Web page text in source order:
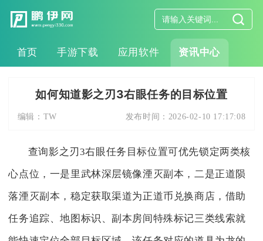
首页 手游下载 应用软件 资讯中心
如何知道影之刃3右眼任务的目标位置
编辑： TW 发布时间： 2026-02-10 17:17:08
查询影之刃3右眼任务目标位置可优先锁定两类核
心点位，一是里武林深层镜像湮灭副本，二是正道陨
落湮灭副本，稳定获取渠道为正道币兑换商店，借助
任务追踪、地图标识、副本房间特殊标记三类线索就